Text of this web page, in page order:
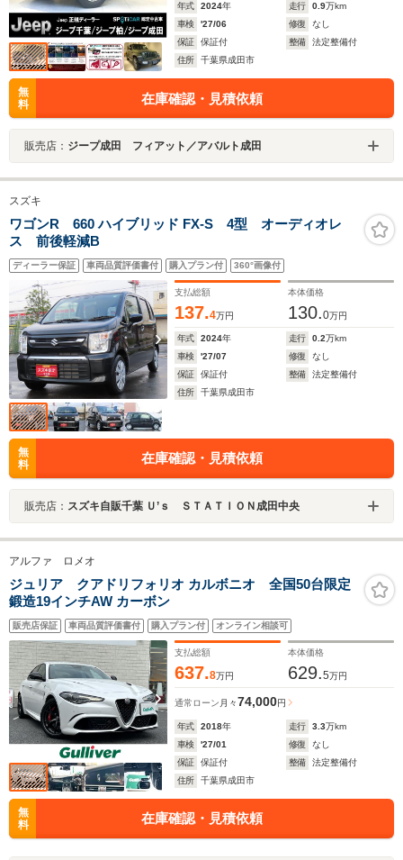
年式 2024年 走行 0.9万km
車検
'27/06 修復
なし
保証
保証付 整備
法定整備付
住所
千葉県成田市
無
料
在庫確認・見積依頼
販売店： ジープ成田 フィアット／アバルト成田
スズキ
ワゴンR 660 ハイブリッド FX-S 4型 オーディオレ
ス 前後軽減B
ディーラー保証 車両品質評価書付 購入プラン付 360°画像付
支払総額
137.4万円
本体価格
130.0万円
年式 2024年 走行 0.2万km
車検
'27/07 修復
なし
保証
保証付 整備
法定整備付
住所
千葉県成田市
無
料
在庫確認・見積依頼
販売店： スズキ自販千葉 Ｕ’ｓ ＳＴＡＴＩＯＮ成田中央
アルファ ロメオ
ジュリア クアドリフォリオ カルボニオ 全国50台限定
鍛造19インチAW カーボン
販売店保証 車両品質評価書付 購入プラン付 オンライン相談可
支払総額
637.8万円
本体価格
629.5万円
通常ローン 月々74,000円
年式 2018年 走行 3.3万km
車検
'27/01 修復
なし
保証
保証付 整備
法定整備付
住所
千葉県成田市
無
料
在庫確認・見積依頼